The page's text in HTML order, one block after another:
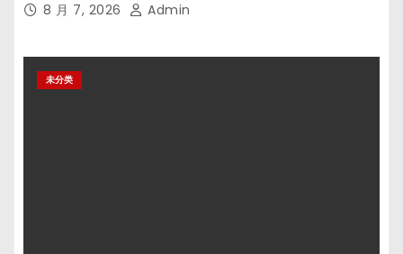
8 月 7, 2026 Admin
未分类